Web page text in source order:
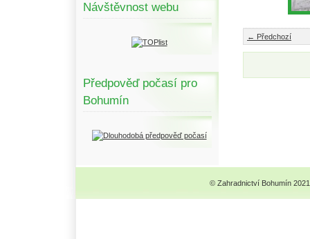
Návštěvnost webu
Předpověď počasí pro
Bohumín
← Předchozí
© Zahradnictví Bohumín